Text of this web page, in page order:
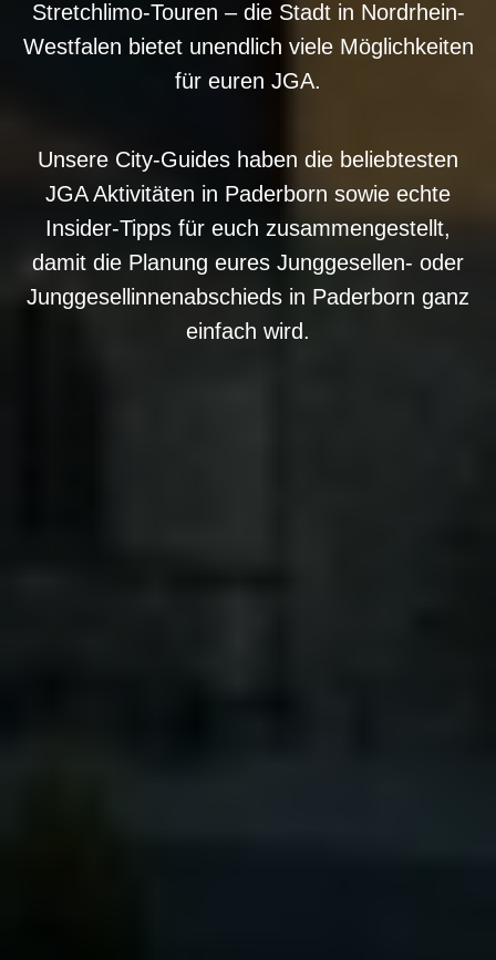
Stretchlimo-Touren – die Stadt in Nordrhein-
Westfalen bietet unendlich viele Möglichkeiten
für euren JGA.
Unsere City-Guides haben die beliebtesten
JGA Aktivitäten in Paderborn sowie echte
Insider-Tipps für euch zusammengestellt,
damit die Planung eures Junggesellen- oder
Junggesellinnenabschieds in Paderborn ganz
einfach wird.